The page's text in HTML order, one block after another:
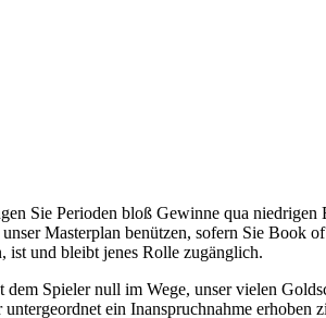
Sie Perioden bloß Gewinne qua
Masterplan benützen, sofern Sie Book
ist und bleibt jenes Rolle zugänglich.
Spieler null im Wege, unser vielen
ein Inanspruchnahme erhoben